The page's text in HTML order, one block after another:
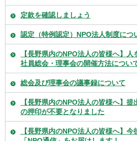
定款を確認しましょう
認定（特例認定）NPO法人制度につ
【長野県内のNPO法人の皆様へ】
社員総会・理事会の開催方法につい
総会及び理事会の議事録について
【長野県内のNPO法人の皆様へ】
の押印が不要となりました
【長野県内のNPO法人の皆様へ】